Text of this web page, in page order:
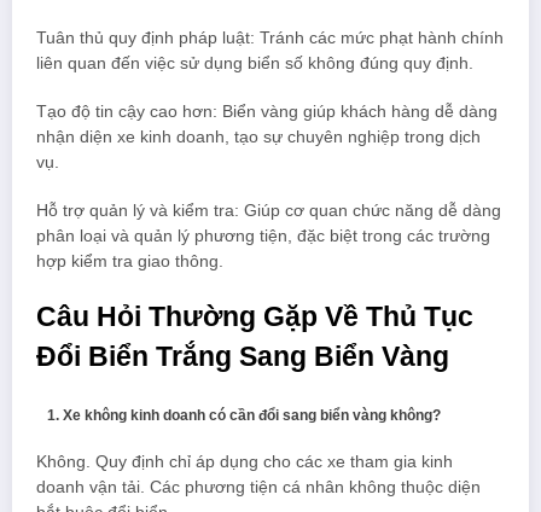
Tuân thủ quy định pháp luật: Tránh các mức phạt hành chính
liên quan đến việc sử dụng biển số không đúng quy định.
Tạo độ tin cậy cao hơn: Biển vàng giúp khách hàng dễ dàng
nhận diện xe kinh doanh, tạo sự chuyên nghiệp trong dịch
vụ.
Hỗ trợ quản lý và kiểm tra: Giúp cơ quan chức năng dễ dàng
phân loại và quản lý phương tiện, đặc biệt trong các trường
hợp kiểm tra giao thông.
Câu Hỏi Thường Gặp Về Thủ Tục
Đổi Biển Trắng Sang Biển Vàng
Xe không kinh doanh có cần đổi sang biển vàng không?
Không. Quy định chỉ áp dụng cho các xe tham gia kinh
doanh vận tải. Các phương tiện cá nhân không thuộc diện